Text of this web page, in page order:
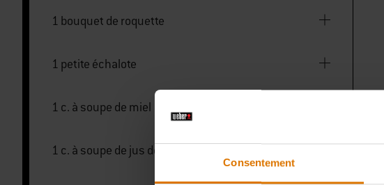
Consentement
1 bouquet de roquette
1 petite échalote
1 c. à soupe de miel
1 c. à soupe de jus de citron